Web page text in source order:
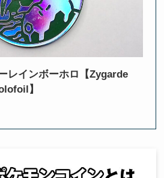
レインボーホロ【Zygarde
】